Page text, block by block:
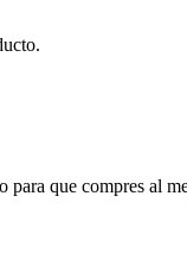
que compres al